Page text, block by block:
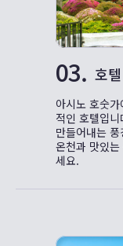
03. 호
아시노 호숫
적인 호텔입
만들어내는
온천과 맛있
세요.